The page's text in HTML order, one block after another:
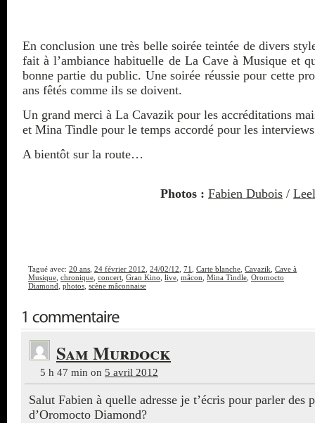
En conclusion une très belle soirée teintée de divers
fait à l’ambiance habituelle de La Cave à Musique et
bonne partie du public. Une soirée réussie pour cette
ans fêtés comme ils se doivent.
Un grand merci à La Cavazik pour les accréditations
et Mina Tindle pour le temps accordé pour les
A bientôt sur la route…
Photos : Fabien Dubois /
Tagué avec: 20 ans, 24 février 2012, 24/02/12, 71, Carte blanche, Cavazik, Cave à
Musique, chronique, concert, Gran Kino, live, mâcon, Mina Tindle, Oromocto
Diamond, photos, scène mâconnaise
Sam Murdock
5 h 47 min on 5 avril 2012
Salut Fabien à quelle adresse je t’écris pour parler des
d’Oromocto Diamond?